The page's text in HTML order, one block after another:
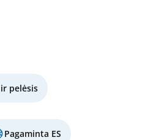
pelėsis
Pagaminta ES